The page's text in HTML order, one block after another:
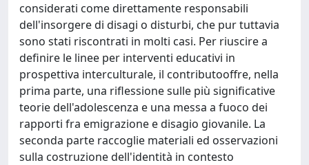
considerati come direttamente responsabili
dell'insorgere di disagi o disturbi, che pur tuttavia
sono stati riscontrati in molti casi. Per riuscire a
definire le linee per interventi educativi in
prospettiva interculturale, il contributooffre, nella
prima parte, una riflessione sulle più significative
teorie dell'adolescenza e una messa a fuoco dei
rapporti fra emigrazione e disagio giovanile. La
seconda parte raccoglie materiali ed osservazioni
sulla costruzione dell'identità in contesto